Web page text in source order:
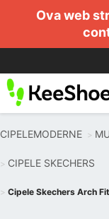
Ova web
CIPELEMODERNE
CIPELE SKECHERS
Cipele Skechers Arch